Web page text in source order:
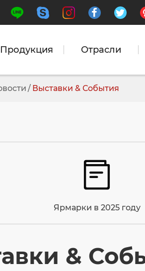
    
Продукция Отрасли
Выставки & События

Ярмарки в 2025 году
&